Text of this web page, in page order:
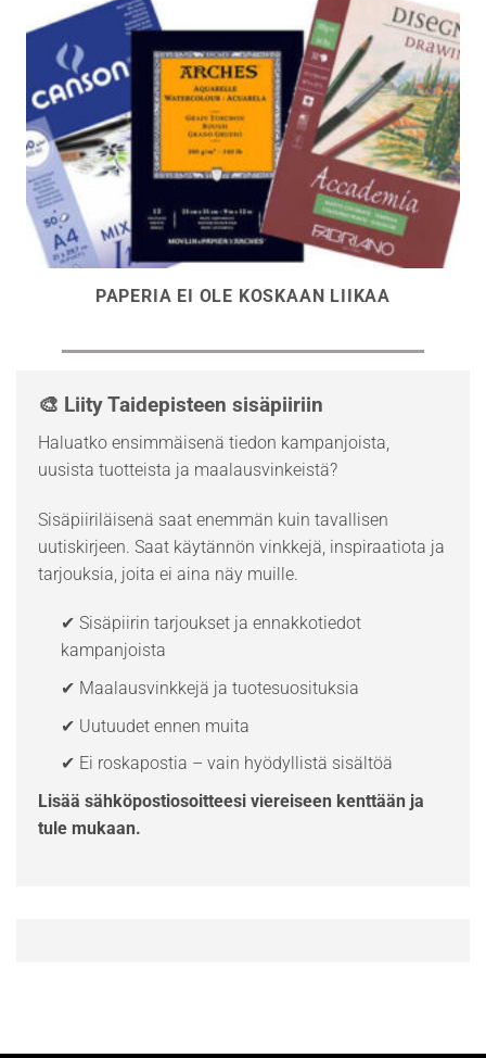
PAPERIA EI OLE KOSKAAN LIIKAA
🎨 Liity Taidepisteen sisäpiiriin
Haluatko ensimmäisenä tiedon kampanjoista,
uusista tuotteista ja maalausvinkeistä?
Sisäpiiriläisenä saat enemmän kuin tavallisen
uutiskirjeen. Saat käytännön vinkkejä, inspiraatiota ja
tarjouksia, joita ei aina näy muille.
✔ Sisäpiirin tarjoukset ja ennakkotiedot
kampanjoista
✔ Maalausvinkkejä ja tuotesuosituksia
✔ Uutuudet ennen muita
✔ Ei roskapostia – vain hyödyllistä sisältöä
Lisää sähköpostiosoitteesi viereiseen kenttään ja
tule mukaan.